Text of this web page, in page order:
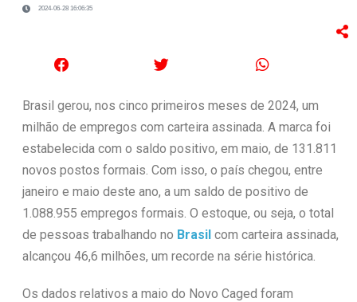
2024-06-28 16:06:35
Brasil gerou, nos cinco primeiros meses de 2024, um
milhão de empregos com carteira assinada. A marca foi
estabelecida com o saldo positivo, em maio, de 131.811
novos postos formais. Com isso, o país chegou, entre
janeiro e maio deste ano, a um saldo de positivo de
1.088.955 empregos formais. O estoque, ou seja, o total
de pessoas trabalhando no Brasilcom carteira assinada,
alcançou 46,6 milhões, um recorde na série histórica.
Os dados relativos a maio do Novo Caged foram